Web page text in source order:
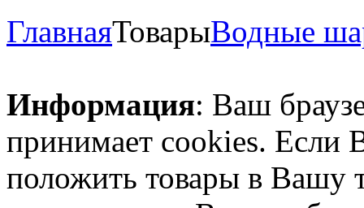
ГлавнаяТоварыВодные
Информация: Ваш
принимает cookies. Если
положить товары в Вашу